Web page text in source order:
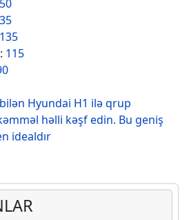
135
115
Hyundai H1 ilə qrup
həlli kəşf edin. Bu geniş
idealdır